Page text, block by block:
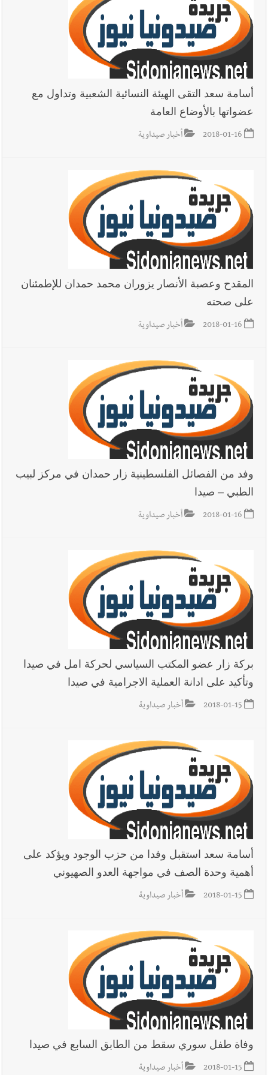
اللبناني خلال عملها في المنصوري ومعلومات أولية عن اصابة أحد
العسكريين
العالم العربي
يبقى الشعب الفلسطيني يعيش كل هذا الألم؟ وإلى متى تستمر هذه
المعاناة التي تمزق القلوب والضمائر؟
أخبار صيدا بلدية صيدا : حجز مركبتي توكتوك وتغريم صاحبهما
أخبار صيدا We are hiring in Saida - Apply now before 14
august ...مطلوب موظفة للعمل في الأكاديمية الدولية لبناء
القدرات -صيدا
أسامة سعد التقى الهيئة النسائية الشعبية وتداول مع
عضواتها بالأوضاع العامة
2018-01-16 أخبار صيداوية
المقدح وعصبة الأنصار يزوران محمد حمدان للإطمئنان
على صحته
2018-01-16 أخبار صيداوية
وفد من الفصائل الفلسطينية زار حمدان في مركز لبيب
الطبي – صيدا
2018-01-16 أخبار صيداوية
بركة زار عضو المكتب السياسي لحركة امل في صيدا
وتأكيد على ادانة العملية الاجرامية في صيدا
2018-01-15 أخبار صيداوية
أسامة سعد استقبل وفدا من حزب الوجود ويؤكد على
أهمية وحدة الصف في مواجهة العدو الصهيوني
2018-01-15 أخبار صيداوية
وفاة طفل سوري سقط من الطابق السابع في صيدا
2018-01-15 أخبار صيداوية